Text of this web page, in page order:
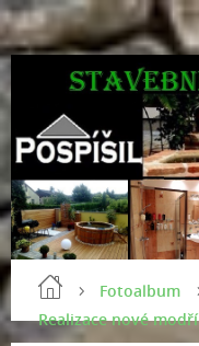
Fotoalbum
Realizace nové